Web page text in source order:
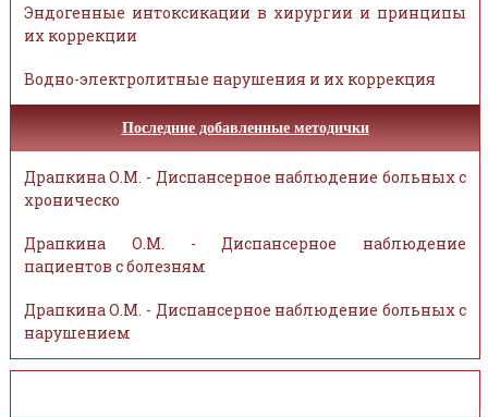
Эндогенные интоксикации в хирургии и принципы
их коррекции
Водно-электролитные нарушения и их коррекция
Последние добавленные методички
Драпкина О.М. - Диспансерное наблюдение больных с
хроническо
Драпкина О.М. - Диспансерное наблюдение
пациентов с болезням
Драпкина О.М. - Диспансерное наблюдение больных с
нарушением